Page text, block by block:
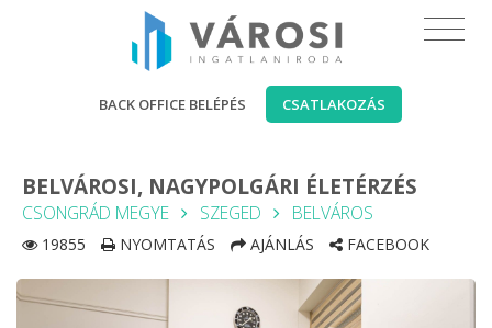
BACK OFFICE BELÉPÉS CSATLAKOZÁS
BELVÁROSI, NAGYPOLGÁRI ÉLETÉRZÉS
CSONGRÁD MEGYE SZEGED BELVÁROS
19855 NYOMTATÁS AJÁNLÁS FACEBOOK